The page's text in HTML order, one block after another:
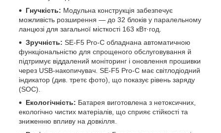
Гнучкість: Модульна конструкція забезпечує
можливість розширення — до 32 блоків у паралельному
ланцюзі для загальної місткості 163 кВт·год.
Зручність: SE-F5 Pro-C обладнана автоматичною
функціональністю для спрощеного обслуговування й
підтримує віддалений моніторинг і оновлення прошивки
через USB-накопичувач. SE-F5 Pro-C має світлодіодний
індикатор (див. третє фото), що показує рівень заряду
(SOC).
Екологічність: Батарея виготовлена з нетоксичних,
екологічно чистих матеріалів, що сприяє стійкості та
зниженню впливу на довкілля.